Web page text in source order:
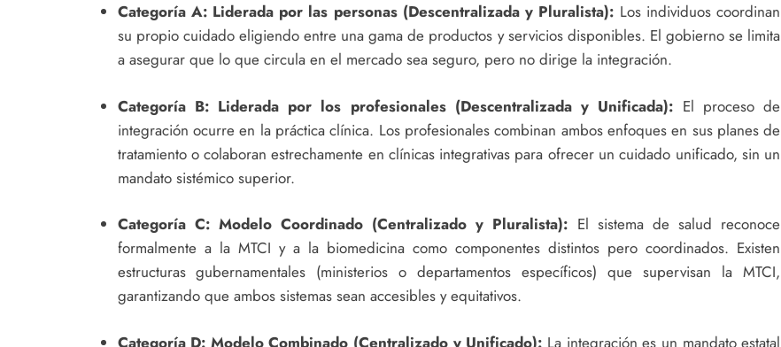
Categoría A: Liderada por las personas (Descentralizada y Pluralista): Los individuos coordinan
su propio cuidado eligiendo entre una gama de productos y servicios disponibles. El gobierno se limita
a asegurar que lo que circula en el mercado sea seguro, pero no dirige la integración.
Categoría B: Liderada por los profesionales (Descentralizada y Unificada): El proceso de
integración ocurre en la práctica clínica. Los profesionales combinan ambos enfoques en sus planes de
tratamiento o colaboran estrechamente en clínicas integrativas para ofrecer un cuidado unificado, sin un
mandato sistémico superior.
Categoría C: Modelo Coordinado (Centralizado y Pluralista): El sistema de salud reconoce
formalmente a la MTCI y a la biomedicina como componentes distintos pero coordinados. Existen
estructuras gubernamentales (ministerios o departamentos específicos) que supervisan la MTCI,
garantizando que ambos sistemas sean accesibles y equitativos.
Categoría D: Modelo Combinado (Centralizado y Unificado): La integración es un mandato estatal